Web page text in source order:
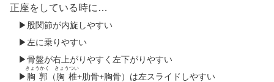
正座をしている時に…
▶︎股関節が内旋しやすい
▶︎左に乗りやすい
▶︎骨盤が右上がりやすく左下がりやすい
▶︎ 胸郭
きょうかく
（胸椎
きょうつい
+肋骨+胸骨）は左スライドしやすい